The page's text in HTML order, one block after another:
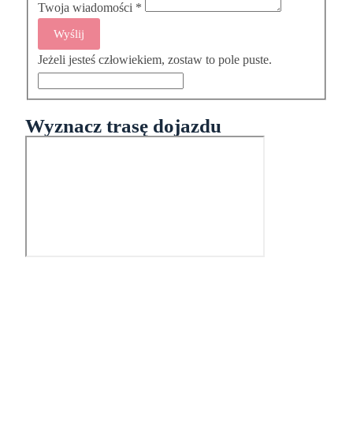
Twoja wiadomości *
Wyślij
Jeżeli jesteś człowiekiem, zostaw to pole puste.
Wyznacz trasę dojazdu